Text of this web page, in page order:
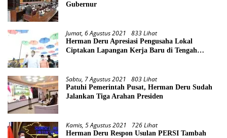
Gubernur
Jumat, 6 Agustus 2021 833 Lihat
Herman Deru Apresiasi Pengusaha Lokal
Ciptakan Lapangan Kerja Baru di Tengah
Sabtu, 7 Agustus 2021 803 Lihat
Patuhi Pemerintah Pusat, Herman Deru Sudah
Jalankan Tiga Arahan Presiden
Kamis, 5 Agustus 2021 726 Lihat
Herman Deru Respon Usulan PERSI Tambah